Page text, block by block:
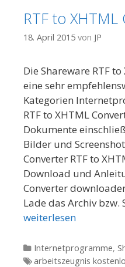
RTF to
18. April 2015 von JP
Die Shareware RTF
eine sehr
Kategorien
RTF to XHTML
Dokumente
Bilder und
Converter RTF to
Download und
Converter
Lade das Archiv bzw.
weiterlesen
Kategorien
Internetprogramme,
Tags
arbeitszeugnis